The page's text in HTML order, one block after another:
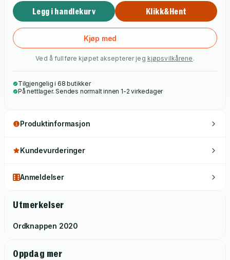
Legg i handlekurv Klikk&Hent
Kjøp med
Ved å fullføre kjøpet aksepterer jeg kjøpsvilkårene .
Tilgjengelig i 68 butikker
På nettlager. Sendes normalt innen 1-2 virkedager
Produktinformasjon
Kundevurderinger
Anmeldelser
Utmerkelser
Ordknappen 2020
Oppdag mer